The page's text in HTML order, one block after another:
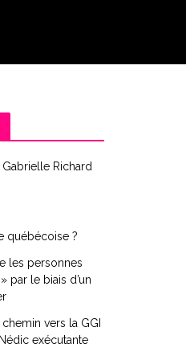
Richard
québécoise ?
les personnes
par le biais d’un
vers la GGI
exécutante